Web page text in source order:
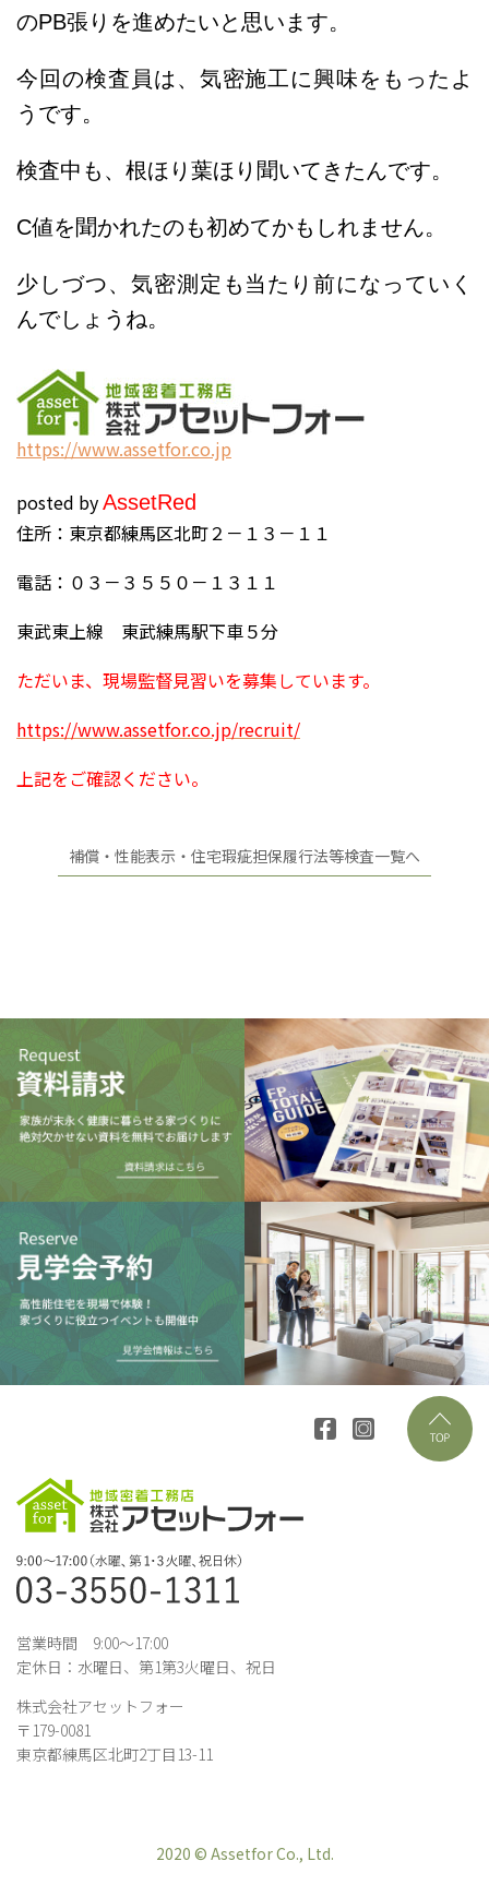
のPB張りを進めたいと思います。
今回の検査員は、気密施工に興味をもったよ
うです。
検査中も、根ほり葉ほり聞いてきたんです。
C値を聞かれたのも初めてかもしれません。
少しづつ、気密測定も当たり前になっていく
んでしょうね。
https://www.assetfor.co.jp
posted byAssetRed
住所：東京都練馬区北町２－１３－１１
電話：０３－３５５０－１３１１
東武東上線 東武練馬駅下車５分
ただいま、現場監督見習いを募集しています。
https://www.assetfor.co.jp/recruit/
上記をご確認ください。
補償・性能表示・住宅瑕疵担保履行法等検査一覧へ
営業時間 9:00～17:00
定休日：水曜日、第1第3火曜日、祝日
株式会社アセットフォー
〒179-0081
東京都練馬区北町2丁目13-11
2020 © Assetfor Co., Ltd.